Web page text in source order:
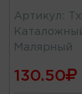
Артикул :
Малярный
130.50